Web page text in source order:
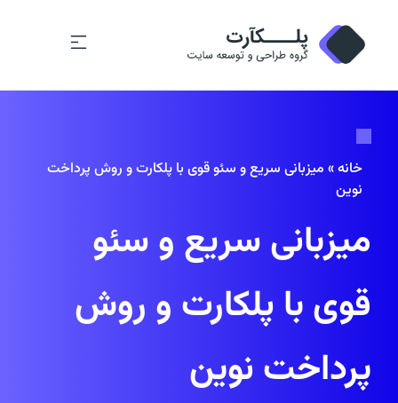
خانه»میزبانی سریع و سئو قوی با پلکارت و روش پرداخت
نوین
میزبانی سریع و سئو
قوی با پلکارت و روش
پرداخت نوین